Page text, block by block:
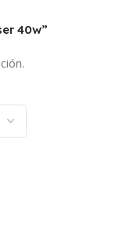
40w”